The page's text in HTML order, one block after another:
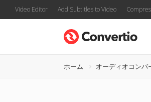
Video Editor Add Subtitles to Video
ホーム オーディオコンバ